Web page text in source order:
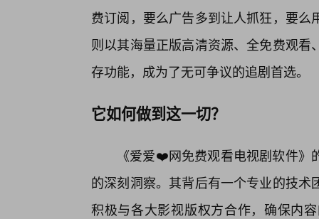
费订阅，要么广告多到让人抓狂，要
则以其海量正版高清资源、全免费观
存功能，成为了无可争议的追剧首选。
它如何做到这一切？
《爱爱❤️网免费观看电视剧软件
的深刻洞察。其背后有一个专业的技
积极与各大影视版权方合作，确保内